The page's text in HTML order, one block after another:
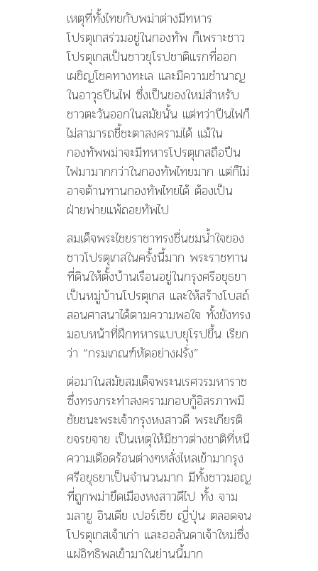
เหตุที่ทั้งไทยกับพม่าต่างมีทหาร
โปรตุเกสร่วมอยู่ในกองทัพ ก็เพราะชาว
โปรตุเกสเป็นชาวยุโรปชาติแรกที่ออก
เผชิญโชคทางทะเล และมีความชำนาญ
ในอาวุธปืนไฟ ซึ่งเป็นของใหม่สำหรับ
ชาวตะวันออกในสมัยนั้น แต่ทว่าปืนไฟก็
ไม่สามารถชี้ชะตาสงครามได้ แม้ใน
กองทัพพม่าจะมีทหารโปรตุเกสถือปืน
ไฟมามากกว่าในกองทัพไทยมาก แต่ก็ไม่
อาจต้านทานกองทัพไทยได้ ต้องเป็น
ฝ่ายพ่ายแพ้ถอยทัพไป
สมเด็จพระไชยราชาทรงชื่นชมน้ำใจของ
ชาวโปรตุเกสในครั้งนี้มาก พระราชทาน
ที่ดินให้ตั้งบ้านเรือนอยู่ในกรุงศรีอยุธยา
เป็นหมู่บ้านโปรตุเกส และให้สร้างโบสถ์
สอนศาสนาได้ตามความพอใจ ทั้งยังทรง
มอบหน้าที่ฝึกทหารแบบยุโรปขึ้น เรียก
ว่า “กรมเกณฑ์หัดอย่างฝรั่ง”
ต่อมาในสมัยสมเด็จพระนเรศวรมหาราช
ซึ่งทรงกระทำสงครามกอบกู้อิสรภาพมี
ชัยชนะพระเจ้ากรุงหงสาวดี พระเกียรติ
ขจรขจาย เป็นเหตุให้มีชาวต่างชาติที่หนี
ความเดือดร้อนต่างๆหลั่งไหลเข้ามากรุง
ศรีอยุธยาเป็นจำนวนมาก มีทั้งชาวมอญ
ที่ถูกพม่ายึดเมืองหงสาวดีไป ทั้ง จาม
มลายู อินเดีย เปอร์เซีย ญี่ปุ่น ตลอดจน
โปรตุเกสเจ้าเก่า และฮอลันดาเจ้าใหม่ซึ่ง
แผ่อิทธิพลเข้ามาในย่านนี้มาก